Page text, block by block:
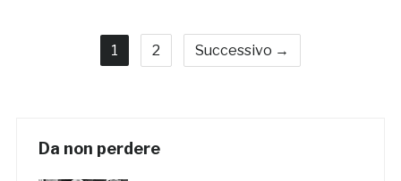
1 2 Successivo →
Da non perdere